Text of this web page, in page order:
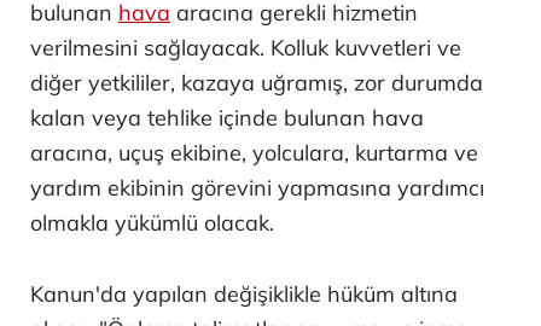
bulunan hava aracına gerekli hizmetin
verilmesini sağlayacak. Kolluk kuvvetleri ve
diğer yetkililer, kazaya uğramış, zor durumda
kalan veya tehlike içinde bulunan hava
aracına, uçuş ekibine, yolculara, kurtarma ve
yardım ekibinin görevini yapmasına yardımcı
olmakla yükümlü olacak.
Kanun'da yapılan değişiklikle hüküm altına